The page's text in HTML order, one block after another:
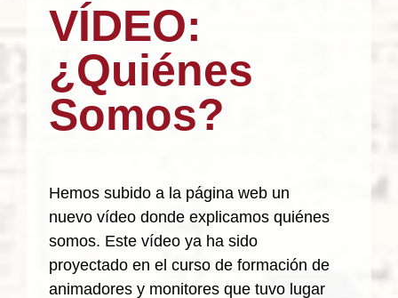
VÍDEO:
¿Quiénes
Somos?
Hemos subido a la página web un
nuevo vídeo donde explicamos quiénes
somos. Este vídeo ya ha sido
proyectado en el curso de formación de
animadores y monitores que tuvo lugar